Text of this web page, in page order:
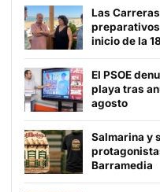
Las
preparativos
inicio de la
El PSOE
playa tras
agosto
Salmarina y
Barramedia